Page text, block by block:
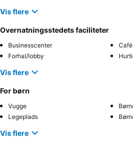
Vis flere
Overnatningsstedets faciliteter
Businesscenter
Café
Forhal/lobby
Vis flere
For børn
Vugge
Legeplads
Vis flere